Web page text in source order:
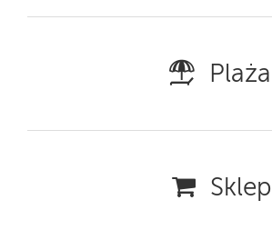
Plaża
Sklep